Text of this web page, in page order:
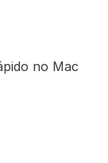
no Mac